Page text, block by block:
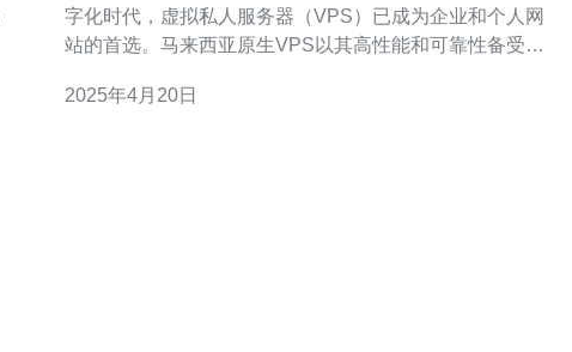
字化时代，虚拟私人服务器（VPS）已成为企业和个人网
站的首选。马来西亚原生VPS以其高性能和可靠性备受推
它。 马来西亚原生VPS相对于其他VPS有几个独特的优
2025年4月20日